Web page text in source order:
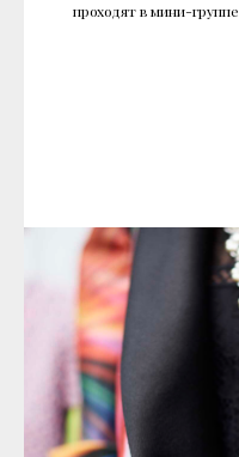
проходят в мини-группе